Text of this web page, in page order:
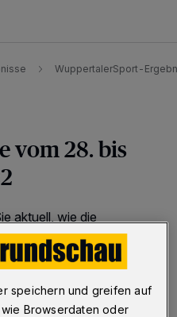
WuppertalerSport-
vom 28. bis
aktuell, wie die
haben.
Minute Lesezeit
speichern und greifen auf
Browserdaten oder